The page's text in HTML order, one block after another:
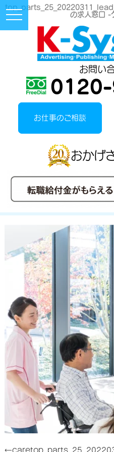
の求人窓口 -
お問い
お仕事のご相談
おかげ
←care
Toggle
Navigation